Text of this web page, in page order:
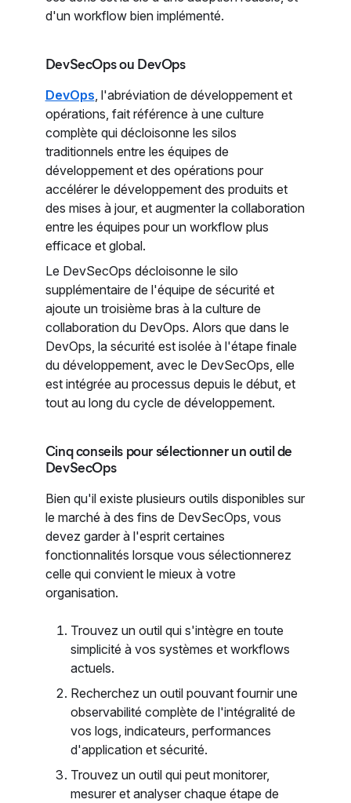
d'un workflow bien implémenté.
DevSecOps ou DevOps
DevOps, l'abréviation de développement et
opérations, fait référence à une culture
complète qui décloisonne les silos
traditionnels entre les équipes de
développement et des opérations pour
accélérer le développement des produits et
des mises à jour, et augmenter la collaboration
entre les équipes pour un workflow plus
efficace et global.
Le DevSecOps décloisonne le silo
supplémentaire de l'équipe de sécurité et
ajoute un troisième bras à la culture de
collaboration du DevOps. Alors que dans le
DevOps, la sécurité est isolée à l'étape finale
du développement, avec le DevSecOps, elle
est intégrée au processus depuis le début, et
tout au long du cycle de développement.
Cinq conseils pour sélectionner un outil de
DevSecOps
Bien qu'il existe plusieurs outils disponibles sur
le marché à des fins de DevSecOps, vous
devez garder à l'esprit certaines
fonctionnalités lorsque vous sélectionnerez
celle qui convient le mieux à votre
organisation.
Trouvez un outil qui s'intègre en toute
simplicité à vos systèmes et workflows
actuels.
Recherchez un outil pouvant fournir une
observabilité complète de l'intégralité de
vos logs, indicateurs, performances
d'application et sécurité.
Trouvez un outil qui peut monitorer,
mesurer et analyser chaque étape de